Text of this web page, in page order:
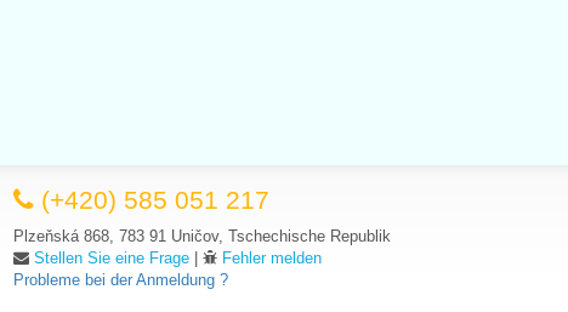
(+420) 585 051 217
Plzeňská 868, 783 91 Uničov, Tschechische Republik
Stellen Sie eine Frage |
Fehler melden
Probleme bei der Anmeldung ?